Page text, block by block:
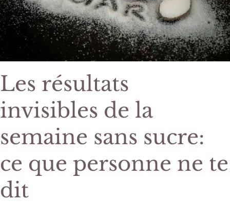
Les résultats
invisibles de la
semaine sans sucre:
ce que personne ne te
dit